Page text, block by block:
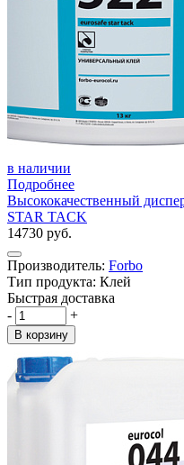
в наличии
Подробнее
Высококачественный
STAR TACK
14730 руб.
Производитель: Forbo
Тип продукта: Клей
Быстрая доставка
-
+
В корзину